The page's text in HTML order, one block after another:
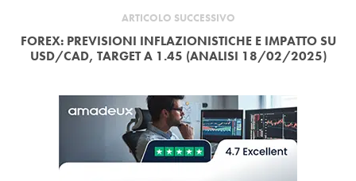
ARTICOLO SUCCESSIVO
FOREX: PREVISIONI INFLAZIONISTICHE E IMPATTO SU
USD/CAD, TARGET A 1.45 (ANALISI 18/02/2025)